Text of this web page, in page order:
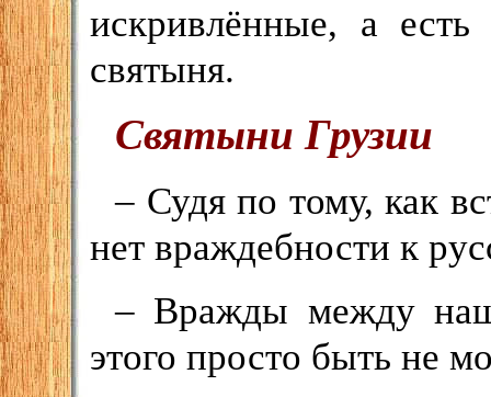
искривлённые, а
святыня.
Святыни Грузии
– Судя по тому, как
нет враждебности к
– Вражды между
этого просто быть не